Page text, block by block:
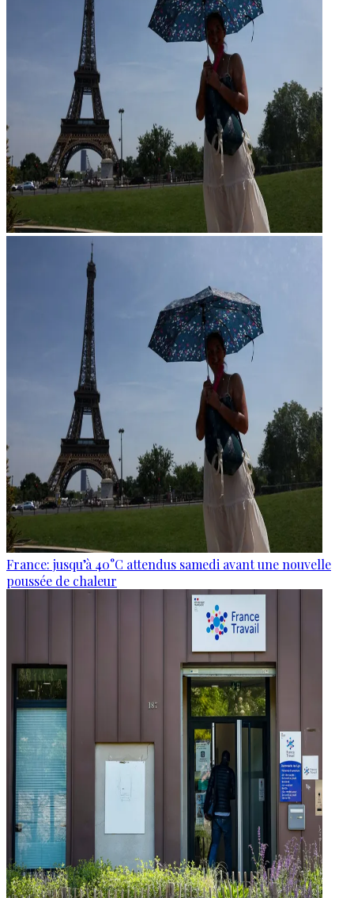
France: jusqu’à 40°C attendus samedi avant une nouvelle
poussée de chaleur